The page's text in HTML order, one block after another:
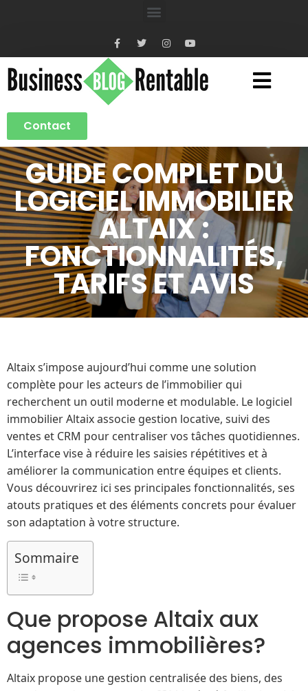
Contact
GUIDE COMPLET DU
LOGICIEL IMMOBILIER
ALTAIX :
FONCTIONNALITÉS,
TARIFS ET AVIS
Altaix s’impose aujourd’hui comme une solution
complète pour les acteurs de l’immobilier qui
recherchent un outil moderne et modulable. Le logiciel
immobilier Altaix associe gestion locative, suivi des
ventes et CRM pour centraliser vos tâches quotidiennes.
L’interface vise à réduire les saisies répétitives et à
améliorer la communication entre équipes et clients.
Vous découvrirez ici ses principales fonctionnalités, ses
atouts pratiques et des éléments concrets pour évaluer
son adaptation à votre structure.
Sommaire
Que propose Altaix aux
agences immobilières?
Altaix propose une gestion centralisée des biens, des